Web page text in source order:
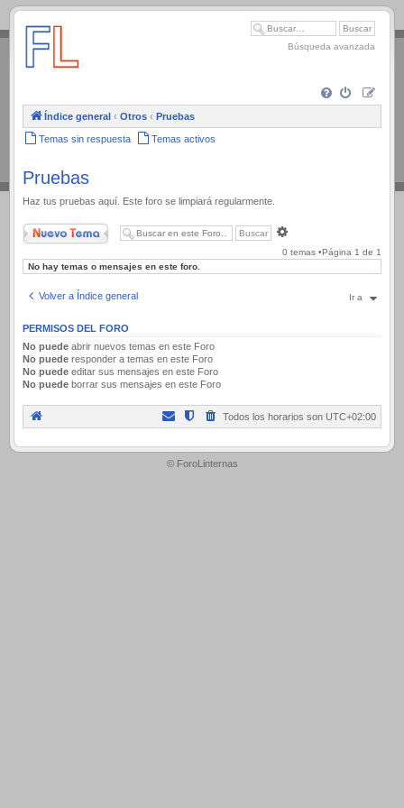
.
Búsqueda avanzada
Índice general ‹ Otros ‹ Pruebas
Temas sin respuesta Temas activos
Pruebas
Haz tus pruebas aquí. Este foro se limpiará regularmente.
Nuevo Tema
0 temas •Página 1 de 1
No hay temas o mensajes en este foro.
Volver a Índice general Ir a
PERMISOS DEL FORO
No puede abrir nuevos temas en este Foro
No puede responder a temas en este Foro
No puede editar sus mensajes en este Foro
No puede borrar sus mensajes en este Foro
Todos los horarios son UTC+02:00
.
© ForoLinternas